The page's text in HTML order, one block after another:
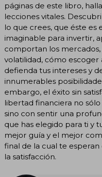
páginas de este libro,
lecciones vitales.
lo que crees, que éste
imaginable para invertir,
comportan los
volatilidad, cómo escoger
defienda tus intereses y
innumerables
embargo, el éxito sin
libertad financiera no
sino con sentir una
que has elegido para ti y
mejor guía y el mejor
final de la cual te
la satisfacción.